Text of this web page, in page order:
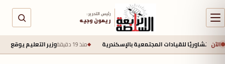
رئيس التحرير :
ريمون وجيه
الآنللقيادات المجتمعية بالإسكندرية منذ 19 دقيقة وزير التعليم يوقع إتفاقية مع اليابان لتحويل 20 مدرسة إلى مدارس دولية وفق